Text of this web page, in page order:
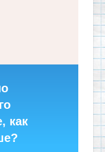
как